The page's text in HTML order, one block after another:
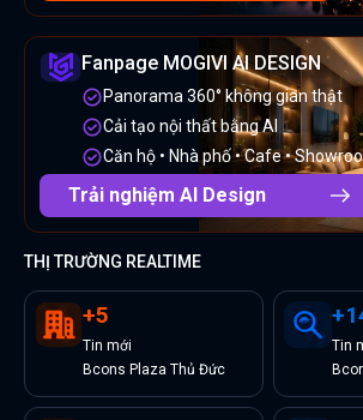
Fanpage MOGIVI AI DESIGN
Panorama 360° không gian thật
Cải tạo nội thất bằng AI
Căn hộ • Nhà phố • Cafe •
Trải nghiệm AI Design
THỊ TRƯỜNG REALTIME
+5
Tin mới
Bcons Plaza Thủ Đức
+
Tin